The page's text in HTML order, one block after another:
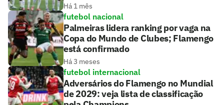
Há 1 mês
futebol nacional
Palmeiras lidera ranking por vaga na
Copa do Mundo de Clubes; Flamengo
está confirmado
Há 3 meses
futebol internacional
Adversários do Flamengo no Mundial
de 2029: veja lista de classificação